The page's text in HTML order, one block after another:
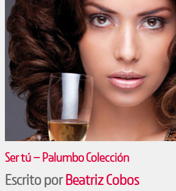
Ser tú – Palumbo Colección
Escrito porBeatriz Cobos